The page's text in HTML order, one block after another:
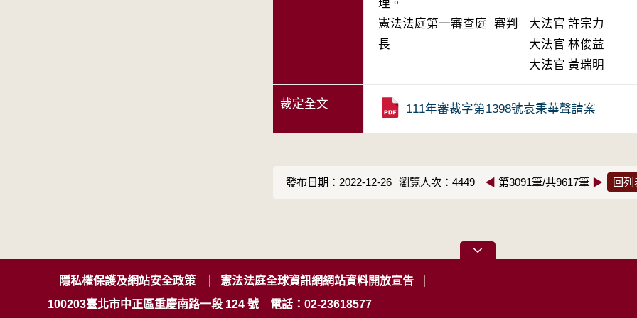
理。
憲法法庭第一審查庭 審判
長
大法官 許宗力
大法官 林俊益
大法官 黃瑞明
裁定全文 111年審裁字第1398號袁秉華聲請案
發布日期：2022-12-26 瀏覽人次：4449 ◀ 第3091筆/共9617筆 ▶ 回列
隱私權保護及網站安全政策
憲法法庭全球資訊網網站資料開放宣告
100203臺北市中正區重慶南路一段 124 號
電話：02-23618577